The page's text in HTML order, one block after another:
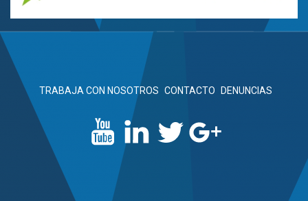
TRABAJA CON NOSOTROS CONTACTO DENUNCIAS